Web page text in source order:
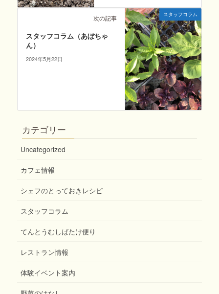
スタッフコラム
次の記事
スタッフコラム（あぼちゃ
ん）
2024年5月22日
カテゴリー
Uncategorized
カフェ情報
シェフのとっておきレシピ
スタッフコラム
てんとうむしばたけ便り
レストラン情報
体験イベント案内